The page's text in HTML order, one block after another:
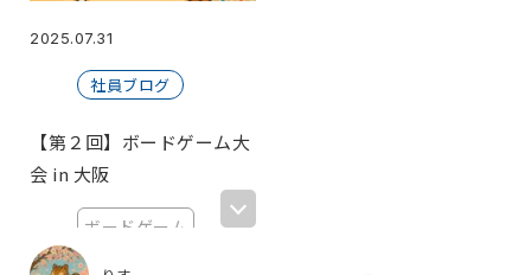
2025.07.31
社員ブログ
【第２回】ボードゲーム大
会 in 大阪
ボードゲーム
大阪